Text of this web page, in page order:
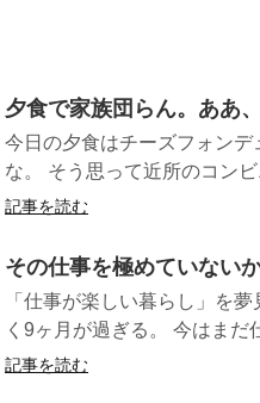
夕食で家族団らん。ああ
今日の夕食はチーズフォン
な。 そう思って近所のコン
記事を読む
その仕事を極めていない
「仕事が楽しい暮らし」を
く9ヶ月が過ぎる。 今はまだ
記事を読む